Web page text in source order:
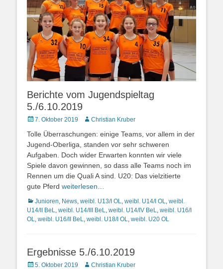
Berichte vom Jugendspieltag
5./6.10.2019
Posted
7. Oktober 2019 AutorChristian Kruber
Tolle Überraschungen: einige Teams, vor allem in der
Jugend-Oberliga, standen vor sehr schweren
Aufgaben. Doch wider Erwarten konnten wir viele
Spiele davon gewinnen, so dass alle Teams noch im
Rennen um die Quali A sind. U20: Das vielzitierte
gute Pferd weiterlesen…
Kategorien
Junioren News weibl. U13/I OL weibl. U14/I OL
weibl.
U14/II BeL
weibl. U14/III BeL weibl. U14/IV BeL
weibl. U16/I
OL
weibl. U16/II BeL weibl. U18/I OL weibl. U20 OL
Ergebnisse 5./6.10.2019
Posted
5. Oktober 2019 AutorChristian Kruber